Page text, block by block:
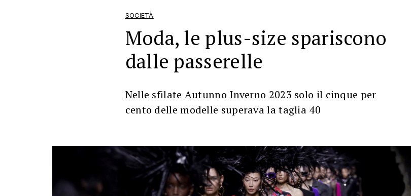
SOCIETÀ
Moda, le plus-size spariscono
dalle passerelle
Nelle sfilate Autunno Inverno 2023 solo il cinque per
cento delle modelle superava la taglia 40